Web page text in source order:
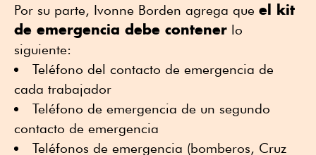
Por su parte, Ivonne Borden agrega que el kit
de emergencia debe contener lo
siguiente:
Teléfono del contacto de emergencia de
cada trabajador
Teléfono de emergencia de un segundo
contacto de emergencia
Teléfonos de emergencia (bomberos, Cruz